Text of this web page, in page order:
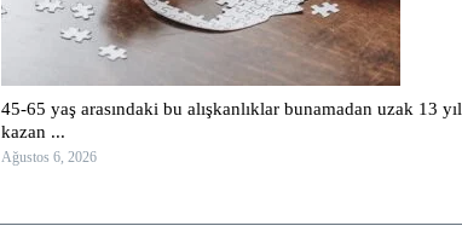
45-65 yaş arasındaki bu alışkanlıklar bunamadan uzak 13 yıl
kazan ...
Ağustos 6, 2026